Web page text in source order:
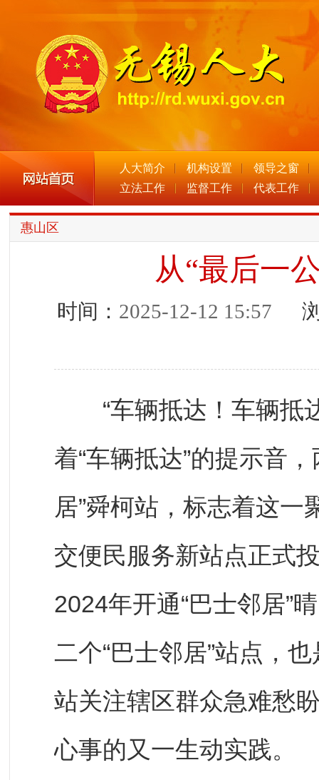
人大简介 机构设置
领导之窗
立法工作
监督工作 代表工作
惠山区
从“最后一
时间： 2025-12-12 15:57 浏
“车辆抵达！车辆抵
着“车辆抵达”的提示音
居”舜柯站，标志着这
交便民服务新站点正式
2024年开通“巴士邻居”
二个“巴士邻居”站点，
站关注辖区群众急难愁
心事的又一生动实践。